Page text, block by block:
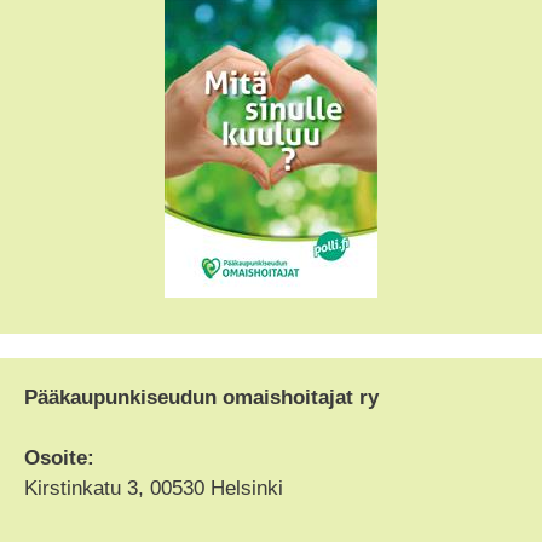
Pääkaupunkiseudun omaishoitajat ry
Osoite:
Kirstinkatu 3, 00530 Helsinki